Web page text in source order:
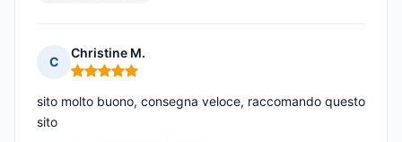
C
Christine M.
Nota: 5 su 5
sito molto buono, consegna veloce, raccomando questo
sito